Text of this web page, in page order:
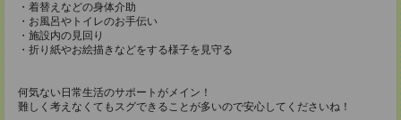
・着替えなどの身体介助
・お風呂やトイレのお手伝い
・施設内の見回り
・折り紙やお絵描きなどをする様子を見守る
何気ない日常生活のサポートがメイン！
難しく考えなくてもスグできることが多いので安心してくださいね！